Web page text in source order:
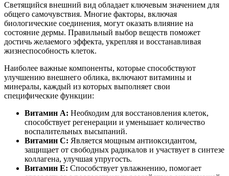
Светящийся внешний вид обладает ключевым значением для
общего самочувствия. Многие факторы, включая
биологические соединения, могут оказать влияние на
состояние дермы. Правильный выбор веществ поможет
достичь желаемого эффекта, укрепляя и восстанавливая
жизнеспособность клеток.
Наиболее важные компоненты, которые способствуют
улучшению внешнего облика, включают витамины и
минералы, каждый из которых выполняет свои
специфические функции:
Витамин A: Необходим для восстановления клеток,
способствует регенерации и уменьшает количество
воспалительных высыпаний.
Витамин C: Является мощным антиоксидантом,
защищает от свободных радикалов и участвует в синтезе
коллагена, улучшая упругость.
Витамин E: Способствует увлажнению, помогает